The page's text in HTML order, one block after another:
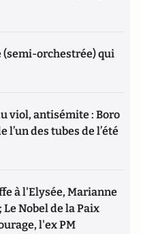
orchestrée) qui
viol, antisémite : Boro
l’un des tubes de l’été
à l'Elysée, Marianne
Nobel de la Paix
l'ex PM